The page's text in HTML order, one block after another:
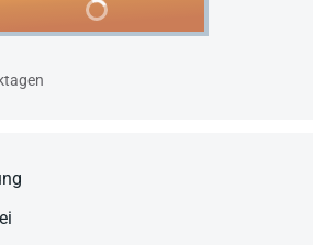
In den Warenkorb